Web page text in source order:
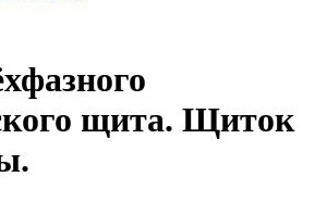
щита. Щиток